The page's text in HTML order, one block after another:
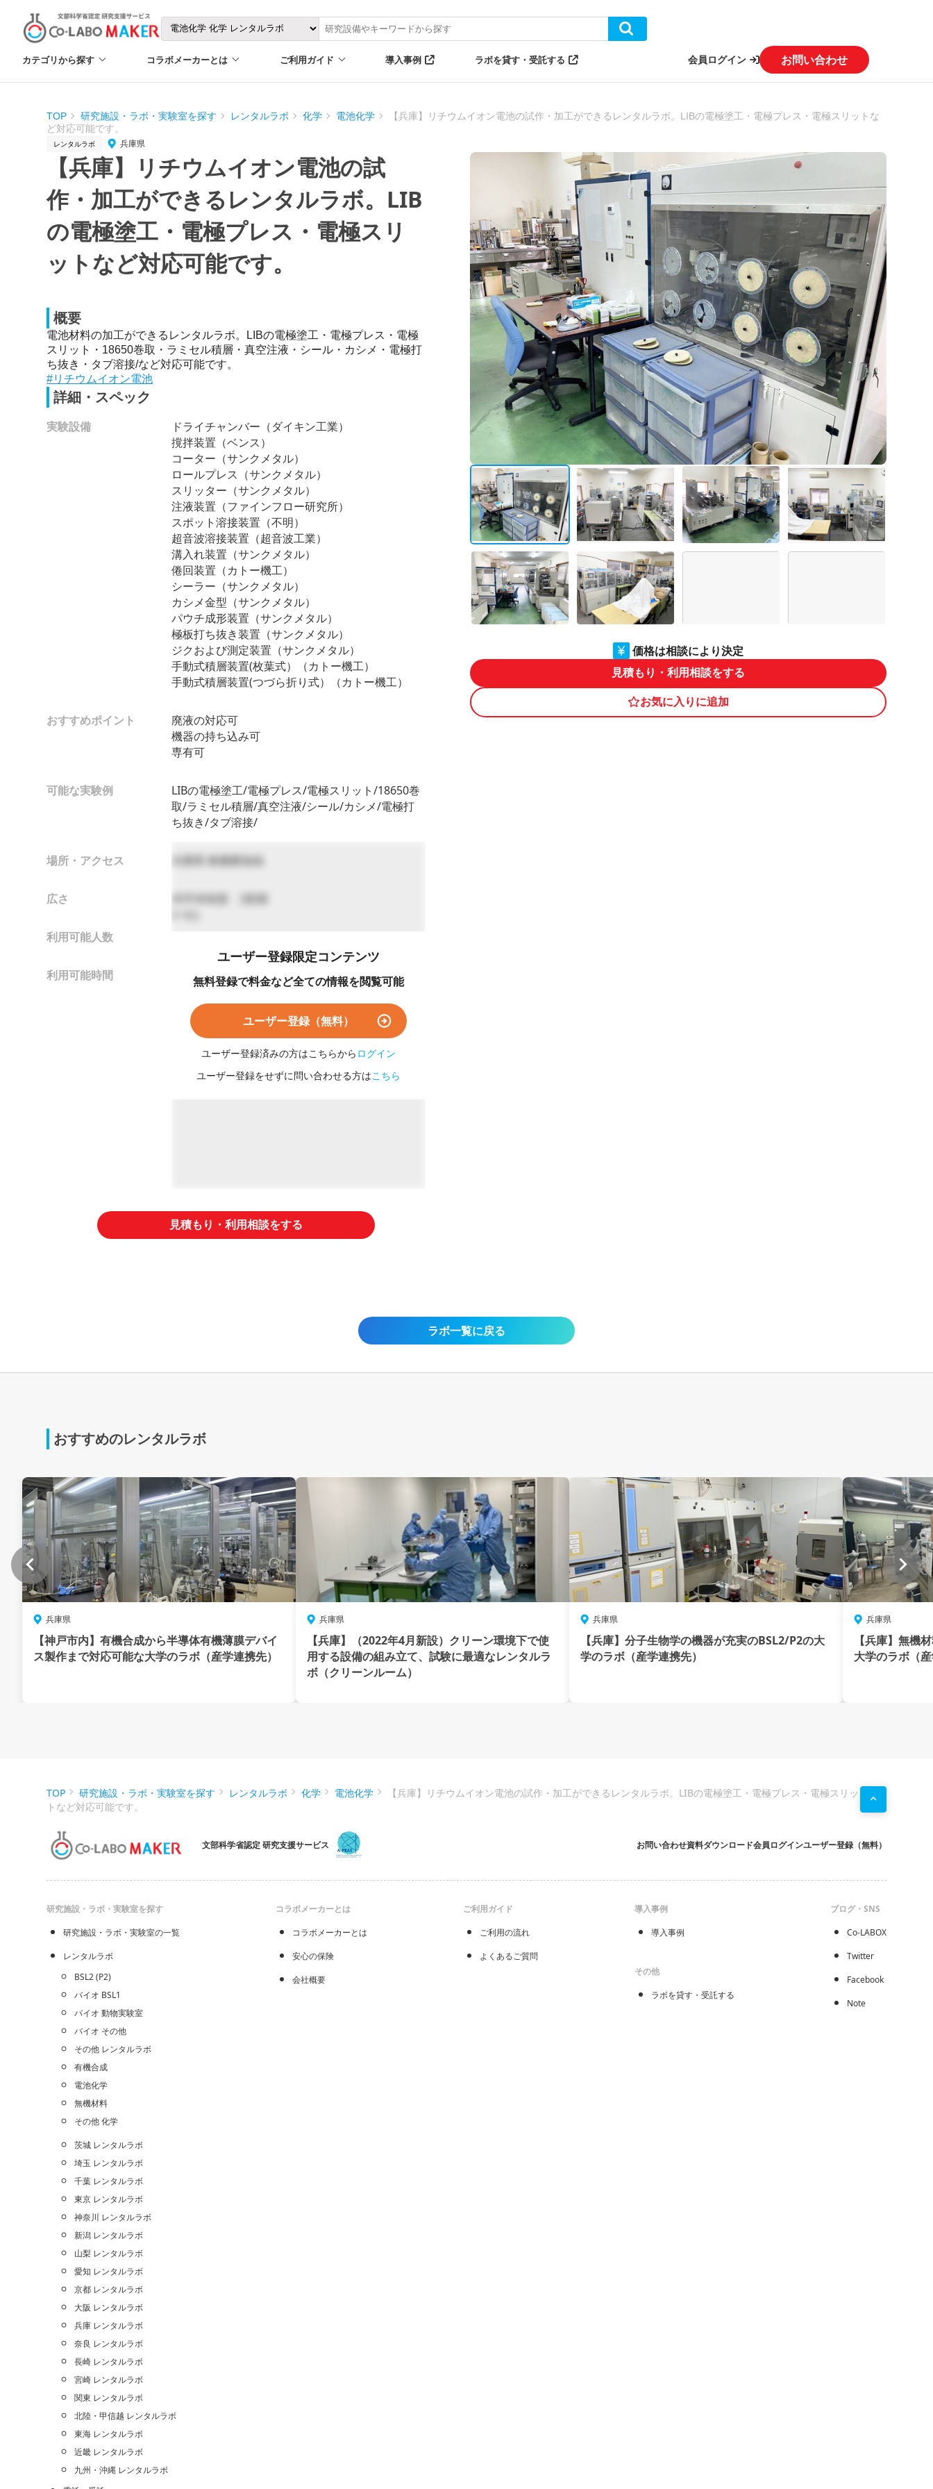
カテゴリから探す コラボメーカーとは ご利用ガイド 導入事例 ラボを貸す・受託する 会員ログイン お問い合わせ
TOP 研究施設・ラボ・実験室を探す レンタルラボ 化学 電池化学
【兵庫】リチウムイオン電池の試作・加工ができるレンタルラボ。LIBの電極塗工・電極プレス・電極スリットな
ど対応可能です。
レンタルラボ 兵庫県
【兵庫】リチウムイオン電池の試
作・加工ができるレンタルラボ。LIB
の電極塗工・電極プレス・電極スリ
ットなど対応可能です。
概要
電池材料の加工ができるレンタルラボ。LIBの電極塗工・電極プレス・電極
スリット・18650巻取・ラミセル積層・真空注液・シール・カシメ・電極打
ち抜き・タブ溶接/など対応可能です。
#リチウムイオン電池
詳細・スペック
実験設備
ドライチャンバー（ダイキン工業）
撹拌装置（ベンス）
コーター（サンクメタル）
ロールプレス（サンクメタル）
スリッター（サンクメタル）
注液装置（ファインフロー研究所）
スポット溶接装置（不明）
超音波溶接装置（超音波工業）
溝入れ装置（サンクメタル）
倦回装置（カトー機工）
シーラー（サンクメタル）
カシメ金型（サンクメタル）
パウチ成形装置（サンクメタル）
極板打ち抜き装置（サンクメタル）
ジクおよび測定装置（サンクメタル）
手動式積層装置(枚葉式）（カトー機工）
手動式積層装置(つづら折り式）（カトー機工）
おすすめポイント
廃液の対応可
機器の持ち込み可
専有可
可能な実験例
LIBの電極塗工/電極プレス/電極スリット/18650巻
取/ラミセル積層/真空注液/シール/カシメ/電極打
ち抜き/タブ溶接/
場所・アクセス
広さ
利用可能人数
利用可能時間
兵庫県 東播磨地域
45平米程度 2部屋
平日（月～金） 9:00～17:00
ユーザー登録限定コンテンツ
無料登録で料金など全ての情報を閲覧可能
ユーザー登録（無料）
ユーザー登録済みの方はこちらから ログイン
ユーザー登録をせずに問い合わせる方はこちら
見積もり・利用相談をする
価格は相談により決定
見積もり・利用相談をする
お気に入りに追加
ラボ一覧に戻る
おすすめのレンタルラボ
兵庫県
【神戸市内】有機合成から半導体有機薄膜デバイ
ス製作まで対応可能な大学のラボ（産学連携先）
兵庫県
【兵庫】（2022年4月新設）クリーン環境下で使
用する設備の組み立て、試験に最適なレンタルラ
ボ（クリーンルーム）
兵庫県
【兵庫】分子生物学の機器が充実のBSL2/P2の大
学のラボ（産学連携先）
兵庫県
【兵庫】無機
大学のラボ（
TOP 研究施設・ラボ・実験室を探す レンタルラボ 化学 電池化学
【兵庫】リチウムイオン電池の試作・加工ができるレンタルラボ。LIBの電極塗工・電極プレス・電極スリッ
トなど対応可能です。
文部科学省認定 研究支援サービス お問い合わせ資料ダウンロード会員ログインユーザー登録（無料）
研究施設・ラボ・実験室を探す
研究施設・ラボ・実験室の一覧
レンタルラボ
BSL2 (P2)
バイオ BSL1
バイオ 動物実験室
バイオ その他
その他 レンタルラボ
有機合成
電池化学
無機材料
その他 化学
茨城 レンタルラボ
埼玉 レンタルラボ
千葉 レンタルラボ
東京 レンタルラボ
神奈川 レンタルラボ
新潟 レンタルラボ
山梨 レンタルラボ
愛知 レンタルラボ
京都 レンタルラボ
大阪 レンタルラボ
兵庫 レンタルラボ
奈良 レンタルラボ
長崎 レンタルラボ
宮崎 レンタルラボ
関東 レンタルラボ
北陸・甲信越 レンタルラボ
東海 レンタルラボ
近畿 レンタルラボ
九州・沖縄 レンタルラボ
コラボメーカーとは
コラボメーカーとは
安心の保険
会社概要
ご利用ガイド
ご利用の流れ
よくあるご質問
導入事例
導入事例
その他
ラボを貸す・受託する
ブログ・SNS
Co-LABOX
Twitter
Facebook
Note